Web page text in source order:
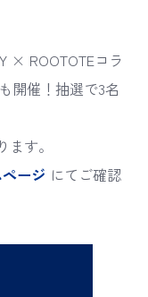
× ROOTOTEコラ
開催！抽選で3名
す。
ージ にてご確認